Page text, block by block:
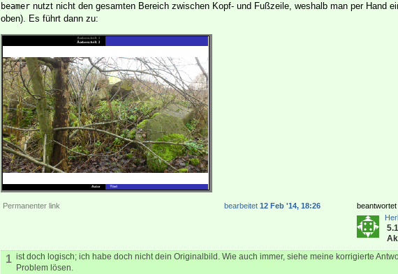
beamer nutzt nicht den gesamten Bereich zwischen Kopf- und Fußzeile, weshalb man per Hand
oben). Es führt dann zu:
Permanenter link beantwortet
bearbeitet 12 Feb '14, 18:26
1 ist doch logisch; ich habe doch nicht dein Originalbild. Wie auch immer, siehe meine korrigierte
Problem lösen.